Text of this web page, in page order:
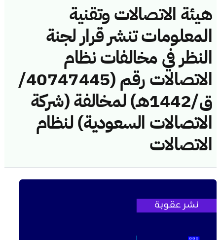
هيئة الاتصالات وتقنية
المعلومات تنشر قرار لجنة
النظر في مخالفات نظام
الاتصالات رقم (40747445/
ق/1442هـ) لمخالفة (شركة
الاتصالات السعودية) لنظام
الاتصالات